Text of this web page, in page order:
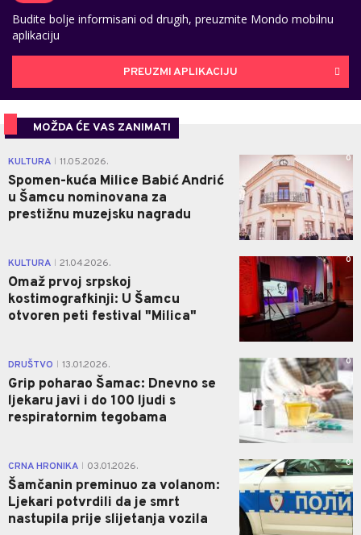
Budite bolje informisani od drugih, preuzmite Mondo mobilnu
aplikaciju
PREUZMI APLIKACIJU
MOŽDA ĆE VAS ZANIMATI
KULTURA 11.05.2026.
Spomen-kuća Milice Babić Andrić
u Šamcu nominovana za
prestižnu muzejsku nagradu
0
KULTURA 21.04.2026.
Omaž prvoj srpskoj
kostimografkinji: U Šamcu
otvoren peti festival "Milica"
0
DRUŠTVO 13.01.2026.
Grip poharao Šamac: Dnevno se
ljekaru javi i do 100 ljudi s
respiratornim tegobama
0
CRNA HRONIKA 03.01.2026.
Šamčanin preminuo za volanom:
Ljekari potvrdili da je smrt
nastupila prije slijetanja vozila
0